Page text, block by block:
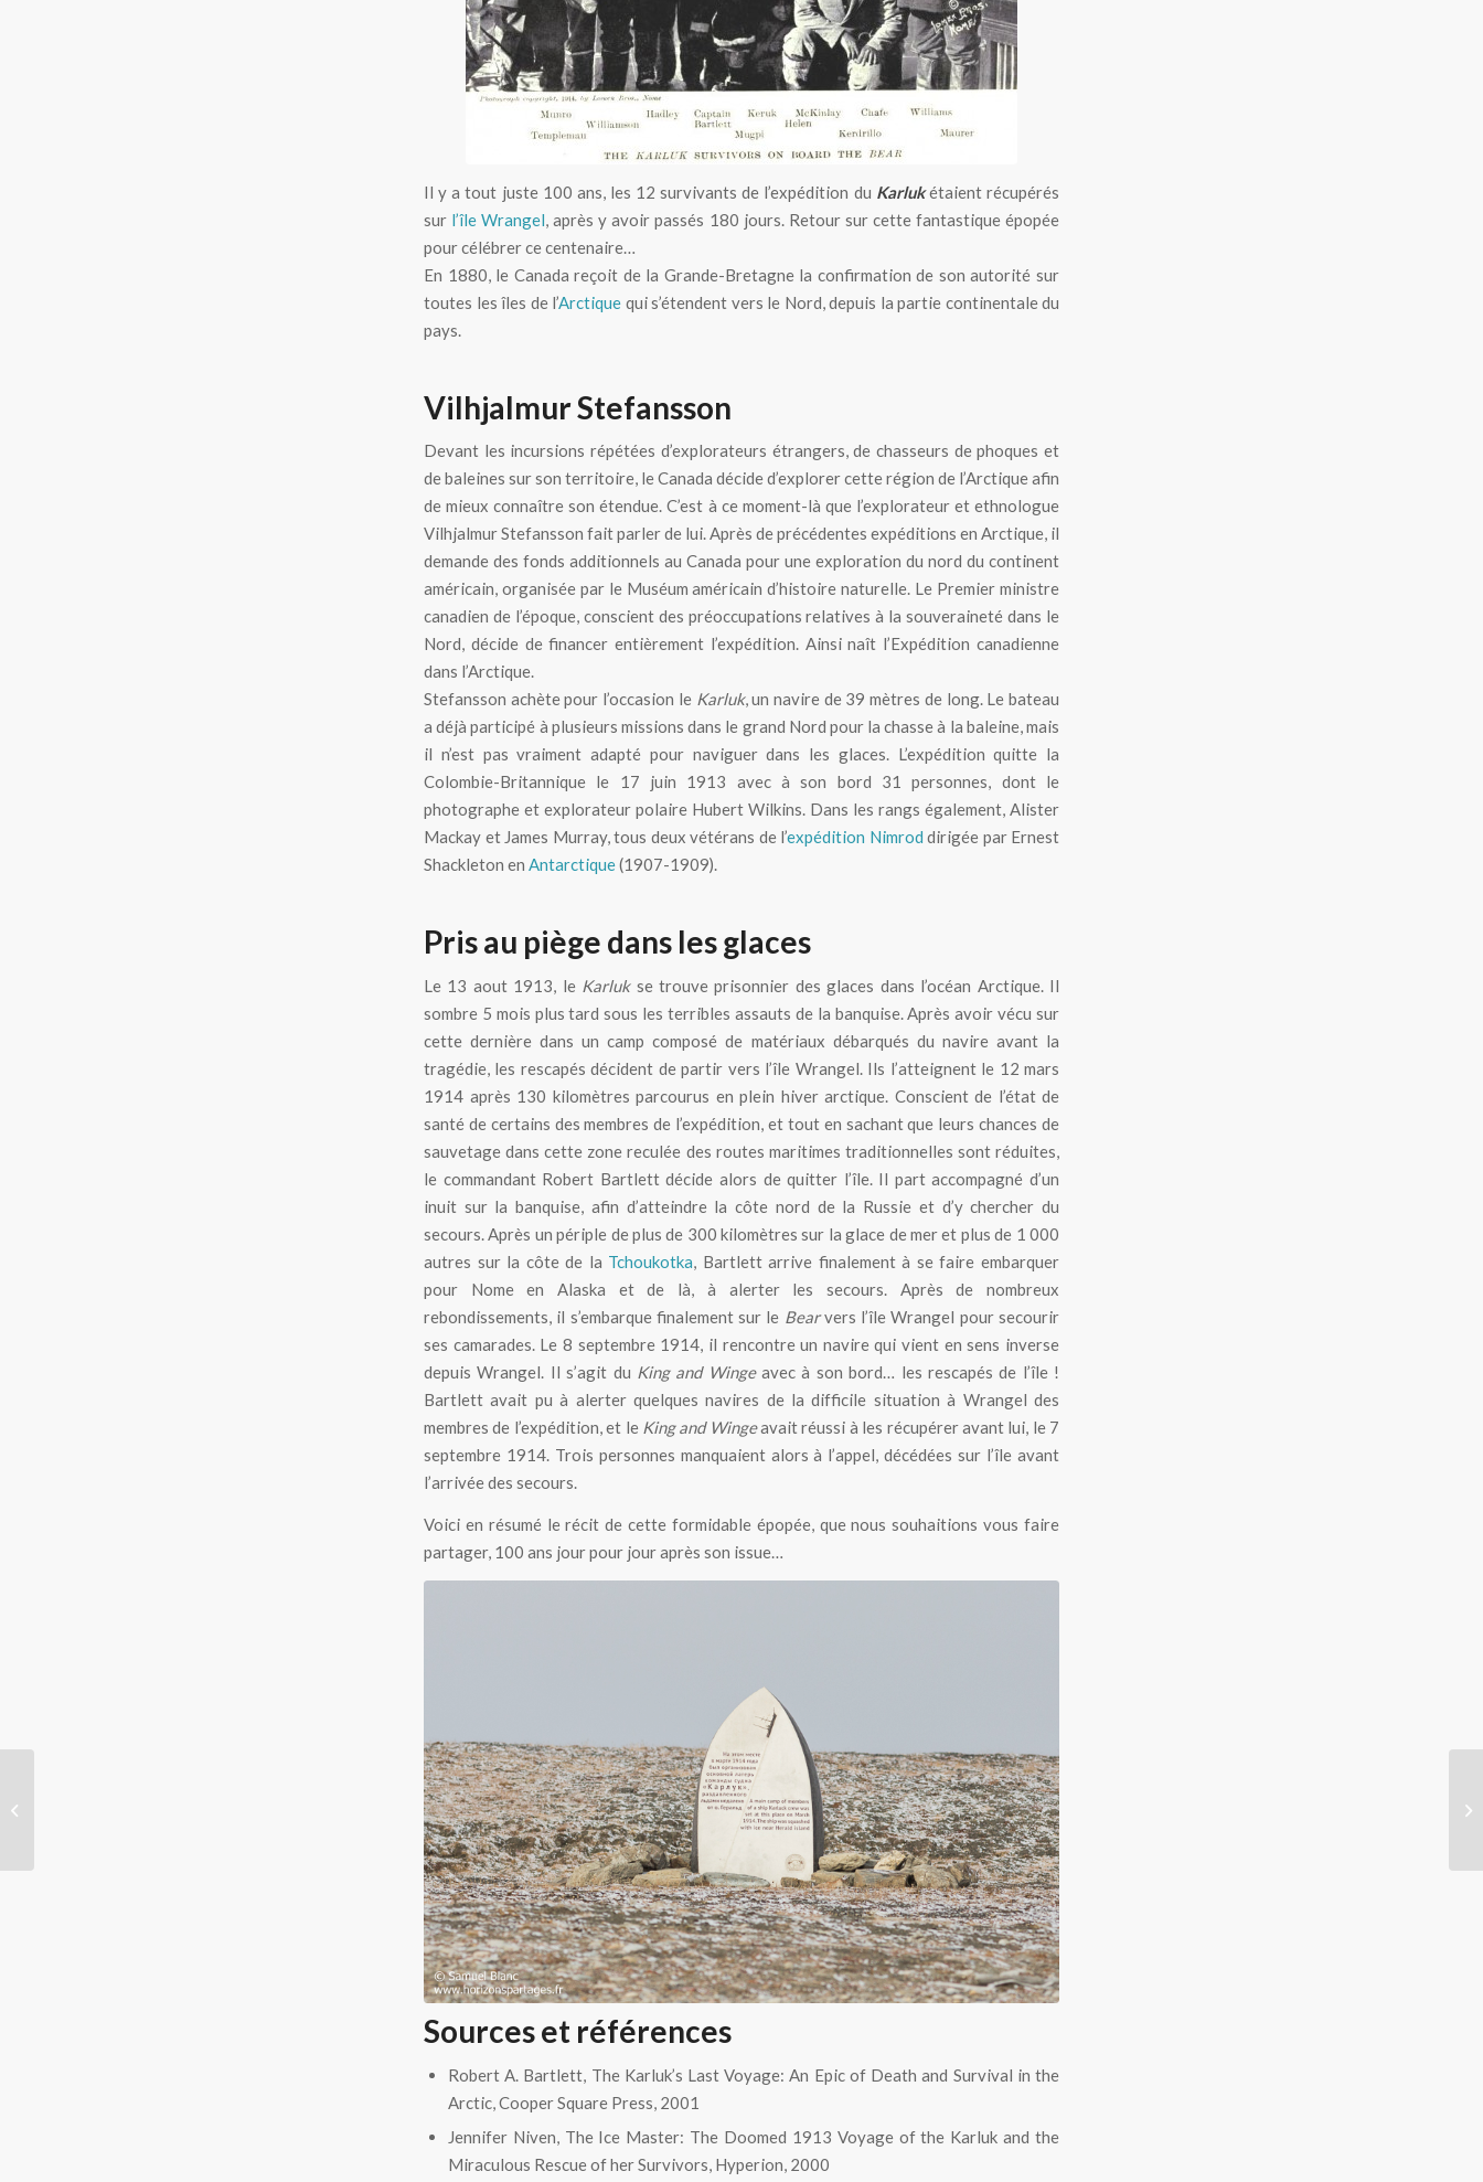
Il y a tout juste 100 ans, les 12 survivants de l’expédition du Karlukétaient récupérés
sur l’île Wrangel, après y avoir passés 180 jours. Retour sur cette fantastique épopée
pour célébrer ce centenaire…
En 1880, le Canada reçoit de la Grande-Bretagne la confirmation de son autorité sur
toutes les îles de l’Arctique qui s’étendent vers le Nord, depuis la partie continentale du
pays.
Vilhjalmur Stefansson
Devant les incursions répétées d’explorateurs étrangers, de chasseurs de phoques et
de baleines sur son territoire, le Canada décide d’explorer cette région de l’Arctique afin
de mieux connaître son étendue. C’est à ce moment-là que l’explorateur et ethnologue
Vilhjalmur Stefansson fait parler de lui. Après de précédentes expéditions en Arctique, il
demande des fonds additionnels au Canada pour une exploration du nord du continent
américain, organisée par le Muséum américain d’histoire naturelle. Le Premier ministre
canadien de l’époque, conscient des préoccupations relatives à la souveraineté dans le
Nord, décide de financer entièrement l’expédition. Ainsi naît l’Expédition canadienne
dans l’Arctique.
Stefansson achète pour l’occasion le Karluk, un navire de 39 mètres de long. Le bateau
a déjà participé à plusieurs missions dans le grand Nord pour la chasse à la baleine, mais
il n’est pas vraiment adapté pour naviguer dans les glaces. L’expédition quitte la
Colombie-Britannique le 17 juin 1913 avec à son bord 31 personnes, dont le
photographe et explorateur polaire Hubert Wilkins. Dans les rangs également, Alister
Mackay et James Murray, tous deux vétérans de l’expédition Nimrod dirigée par Ernest
Shackleton en Antarctique(1907-1909).
Pris au piège dans les glaces
Le 13 aout 1913, le Karlukse trouve prisonnier des glaces dans l’océan Arctique. Il
sombre 5 mois plus tard sous les terribles assauts de la banquise. Après avoir vécu sur
cette dernière dans un camp composé de matériaux débarqués du navire avant la
tragédie, les rescapés décident de partir vers l’île Wrangel. Ils l’atteignent le 12 mars
1914 après 130 kilomètres parcourus en plein hiver arctique. Conscient de l’état de
santé de certains des membres de l’expédition, et tout en sachant que leurs chances de
sauvetage dans cette zone reculée des routes maritimes traditionnelles sont réduites,
le commandant Robert Bartlett décide alors de quitter l’île. Il part accompagné d’un
inuit sur la banquise, afin d’atteindre la côte nord de la Russie et d’y chercher du
secours. Après un périple de plus de 300 kilomètres sur la glace de mer et plus de 1 000
autres sur la côte de la Tchoukotka, Bartlett arrive finalement à se faire embarquer
pour Nome en Alaska et de là, à alerter les secours. Après de nombreux
rebondissements, il s’embarque finalement sur le Bearvers l’île Wrangel pour secourir
ses camarades. Le 8 septembre 1914, il rencontre un navire qui vient en sens inverse
depuis Wrangel. Il s’agit du King and Wingeavec à son bord… les rescapés de l’île !
Bartlett avait pu à alerter quelques navires de la difficile situation à Wrangel des
membres de l’expédition, et le King and Wingeavait réussi à les récupérer avant lui, le 7
septembre 1914. Trois personnes manquaient alors à l’appel, décédées sur l’île avant
l’arrivée des secours.
Voici en résumé le récit de cette formidable épopée, que nous souhaitions vous faire
partager, 100 ans jour pour jour après son issue…
Monument en hommage aux membres du Karluk sur l’île Wrangel
Sources et références
Robert A. Bartlett, The Karluk’s Last Voyage: An Epic of Death and Survival in the
Arctic, Cooper Square Press, 2001
Jennifer Niven, The Ice Master: The Doomed 1913 Voyage of the Karluk and the
Miraculous Rescue of her Survivors, Hyperion, 2000